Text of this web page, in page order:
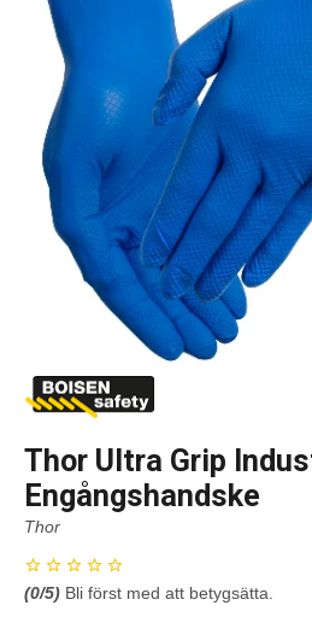
Thor Ultra Grip
Engångshandske
Thor
(0/5) Bli först med att betygsätta.